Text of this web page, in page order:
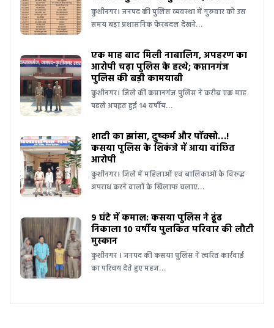
कुशीनगर। जनपद की पुलिस व्यवस्था में गुरुवार को उस
समय बड़ा प्रशासनिक फेरबदल देखने…
एक माह बाद मिली नाबालिग, अपहरण का
आरोपी चढ़ा पुलिस के हत्थे; कप्तानगंज
पुलिस की बड़ी कामयाबी
कुशीनगर। जिले की कप्तानगंज पुलिस ने करीब एक माह
पहले अपहृत हुई 14 वर्षीय…
शादी का झांसा, दुष्कर्म और पॉक्सो…!
कसया पुलिस के शिकंजे में आया वांछित
आरोपी
कुशीनगर। जिले में महिलाओं एवं बालिकाओं के विरुद्ध
अपराध करने वालों के खिलाफ चलाए…
9 घंटे में कमाल: कसया पुलिस ने ढूंढ
निकाला 10 वर्षीय पुलकित परिवार की लौटी
मुस्कान
कुशीनगर । जनपद की कसया पुलिस ने त्वरित कार्रवाई
का परिचय देते हुए महज…